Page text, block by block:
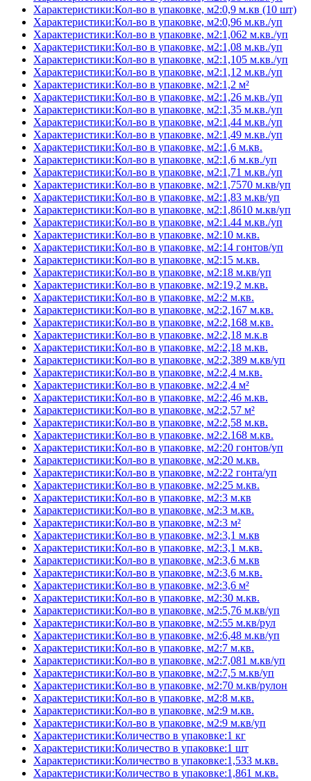
Характеристики:Кол-во в упаковке, м2:0,9 м.кв (10 шт)
Характеристики:Кол-во в упаковке, м2:0,96 м.кв./уп
Характеристики:Кол-во в упаковке, м2:1,062 м.кв./уп
Характеристики:Кол-во в упаковке, м2:1,08 м.кв./уп
Характеристики:Кол-во в упаковке, м2:1,105 м.кв./уп
Характеристики:Кол-во в упаковке, м2:1,12 м.кв./уп
Характеристики:Кол-во в упаковке, м2:1,2 м²
Характеристики:Кол-во в упаковке, м2:1,26 м.кв./уп
Характеристики:Кол-во в упаковке, м2:1,35 м.кв./уп
Характеристики:Кол-во в упаковке, м2:1,44 м.кв./уп
Характеристики:Кол-во в упаковке, м2:1,49 м.кв./уп
Характеристики:Кол-во в упаковке, м2:1,6 м.кв.
Характеристики:Кол-во в упаковке, м2:1,6 м.кв./уп
Характеристики:Кол-во в упаковке, м2:1,71 м.кв./уп
Характеристики:Кол-во в упаковке, м2:1,7570 м.кв/уп
Характеристики:Кол-во в упаковке, м2:1,83 м.кв/уп
Характеристики:Кол-во в упаковке, м2:1,8610 м.кв/уп
Характеристики:Кол-во в упаковке, м2:1.44 м.кв./уп
Характеристики:Кол-во в упаковке, м2:10 м.кв.
Характеристики:Кол-во в упаковке, м2:14 гонтов/уп
Характеристики:Кол-во в упаковке, м2:15 м.кв.
Характеристики:Кол-во в упаковке, м2:18 м.кв/уп
Характеристики:Кол-во в упаковке, м2:19,2 м.кв.
Характеристики:Кол-во в упаковке, м2:2 м.кв.
Характеристики:Кол-во в упаковке, м2:2,167 м.кв.
Характеристики:Кол-во в упаковке, м2:2,168 м.кв.
Характеристики:Кол-во в упаковке, м2:2,18 м.к.в
Характеристики:Кол-во в упаковке, м2:2,18 м.кв.
Характеристики:Кол-во в упаковке, м2:2,389 м.кв/уп
Характеристики:Кол-во в упаковке, м2:2,4 м.кв.
Характеристики:Кол-во в упаковке, м2:2,4 м²
Характеристики:Кол-во в упаковке, м2:2,46 м.кв.
Характеристики:Кол-во в упаковке, м2:2,57 м²
Характеристики:Кол-во в упаковке, м2:2,58 м.кв.
Характеристики:Кол-во в упаковке, м2:2.168 м.кв.
Характеристики:Кол-во в упаковке, м2:20 гонтов/уп
Характеристики:Кол-во в упаковке, м2:20 м.кв.
Характеристики:Кол-во в упаковке, м2:22 гонта/уп
Характеристики:Кол-во в упаковке, м2:25 м.кв.
Характеристики:Кол-во в упаковке, м2:3 м.кв
Характеристики:Кол-во в упаковке, м2:3 м.кв.
Характеристики:Кол-во в упаковке, м2:3 м²
Характеристики:Кол-во в упаковке, м2:3,1 м.кв
Характеристики:Кол-во в упаковке, м2:3,1 м.кв.
Характеристики:Кол-во в упаковке, м2:3,6 м.кв
Характеристики:Кол-во в упаковке, м2:3,6 м.кв.
Характеристики:Кол-во в упаковке, м2:3,6 м²
Характеристики:Кол-во в упаковке, м2:30 м.кв.
Характеристики:Кол-во в упаковке, м2:5,76 м.кв/уп
Характеристики:Кол-во в упаковке, м2:55 м.кв/рул
Характеристики:Кол-во в упаковке, м2:6,48 м.кв/уп
Характеристики:Кол-во в упаковке, м2:7 м.кв.
Характеристики:Кол-во в упаковке, м2:7,081 м.кв/уп
Характеристики:Кол-во в упаковке, м2:7,5 м.кв/уп
Характеристики:Кол-во в упаковке, м2:70 м.кв/рулон
Характеристики:Кол-во в упаковке, м2:8 м.кв.
Характеристики:Кол-во в упаковке, м2:9 м.кв.
Характеристики:Кол-во в упаковке, м2:9 м.кв/уп
Характеристики:Количество в упаковке:1 кг
Характеристики:Количество в упаковке:1 шт
Характеристики:Количество в упаковке:1,533 м.кв.
Характеристики:Количество в упаковке:1,861 м.кв.